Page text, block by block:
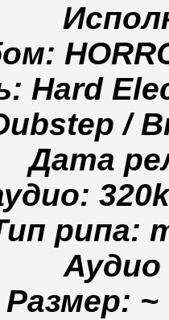
Hard
/
Дата
рипа:
Аудио
Размер: ~